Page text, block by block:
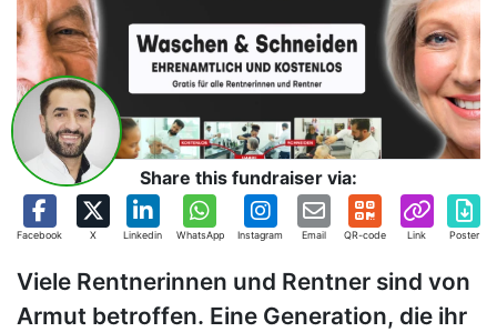
Share this fundraiser via:
Facebook X Linkedin WhatsApp Instagram Email QR-code Link Poster
Viele Rentnerinnen und Rentner sind von
Armut betroffen. Eine Generation, die ihr